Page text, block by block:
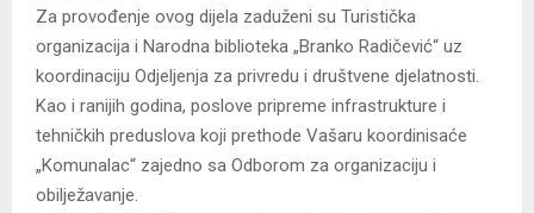
Za provođenje ovog dijela zaduženi su Turistička
organizacija i Narodna biblioteka „Branko Radičević“ uz
koordinaciju Odjeljenja za privredu i društvene djelatnosti.
Kao i ranijih godina, poslove pripreme infrastrukture i
tehničkih preduslova koji prethode Vašaru koordinisaće
„Komunalac“ zajedno sa Odborom za organizaciju i
obilježavanje.